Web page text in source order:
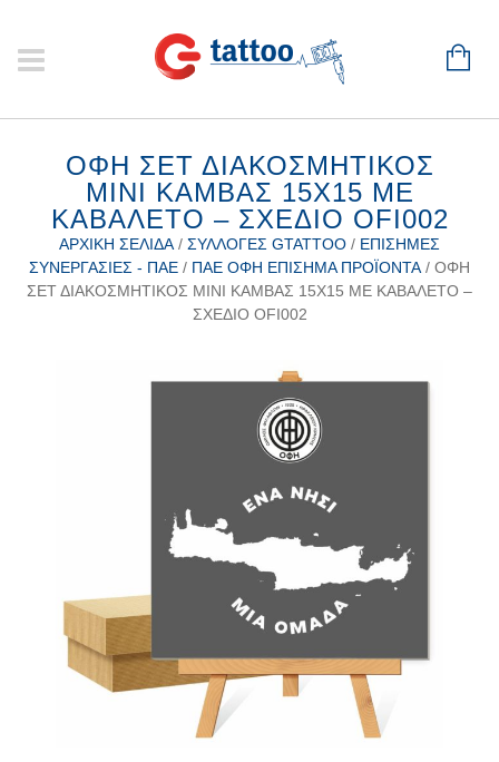
ΟΦΗ ΣΕΤ ΔΙΑΚΟΣΜΗΤΙΚΌΣ
MINI ΚΑΜΒΆΣ 15Χ15 ΜΕ
ΚΑΒΑΛΈΤΟ – ΣΧΈΔΙΟ OFI002
ΑΡΧΙΚΉ ΣΕΛΊΔΑ / ΣΥΛΛΟΓΈΣ GTATTOO / ΕΠΊΣΗΜΕΣ
ΣΥΝΕΡΓΑΣΊΕΣ - ΠΑΕ / ΠΑΕ ΟΦΗ ΕΠΊΣΗΜΑ ΠΡΟΪΌΝΤΑ / ΟΦΗ
ΣΕΤ ΔΙΑΚΟΣΜΗΤΙΚΌΣ MINI ΚΑΜΒΆΣ 15Χ15 ΜΕ ΚΑΒΑΛΈΤΟ –
ΣΧΈΔΙΟ OFI002